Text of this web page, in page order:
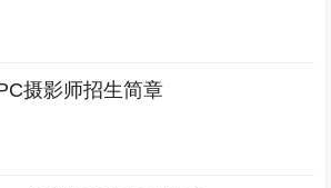
摄影师招生简章